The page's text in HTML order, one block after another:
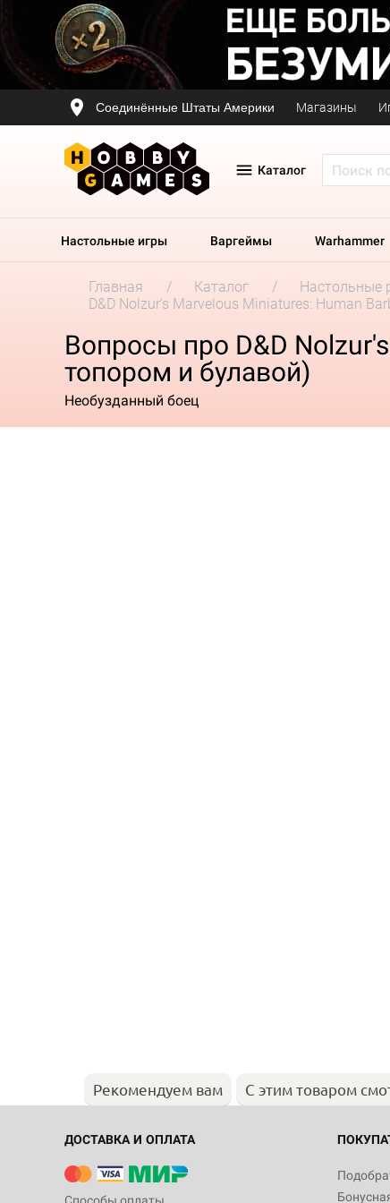
Соединённые Штаты Америки Магазины
Каталог
Настольные игры Варгеймы Warhammer
Главная Каталог Настольные
D&D Nolzur's Marvelous Miniatures: Human
Вопросы про D&D
топором и булавой)
Необузданный боец
Рекомендуем вам С этим товаром
ДОСТАВКА И ОПЛАТА